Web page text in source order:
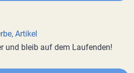
Artikel
und bleib auf dem Laufenden!